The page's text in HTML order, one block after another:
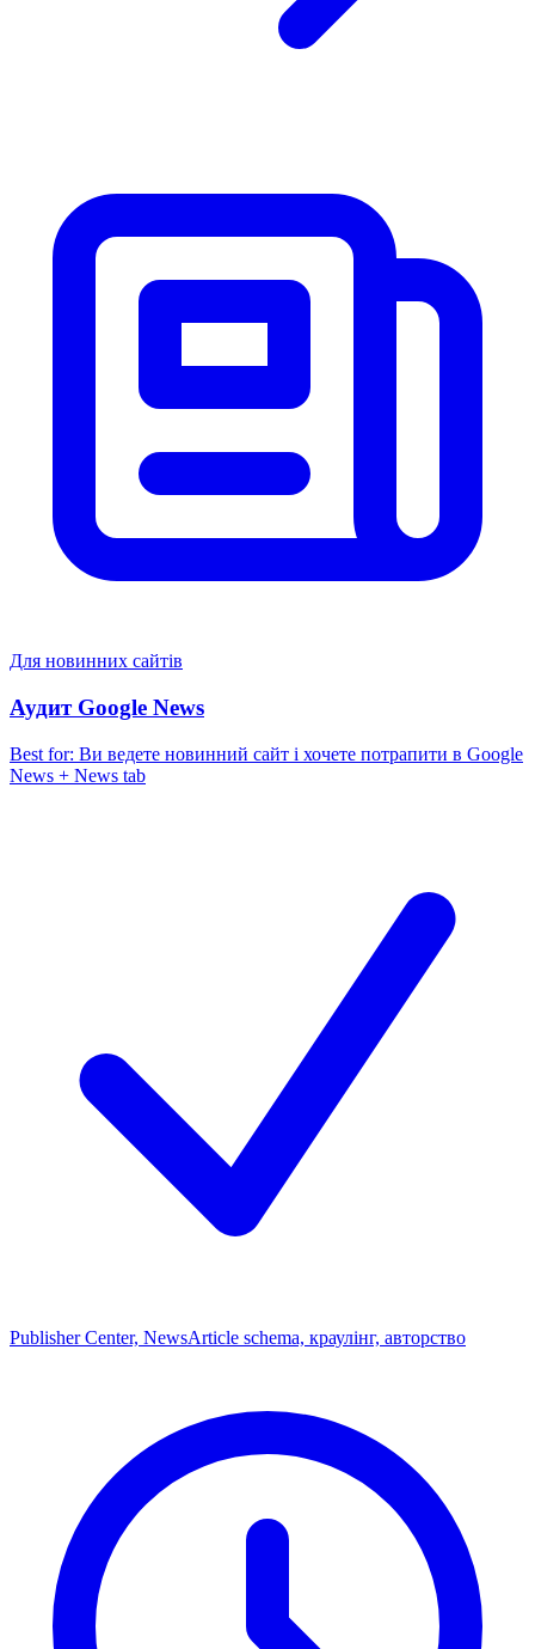
Для новинних сайтів
Аудит Google News
Best for: Ви ведете новинний сайт і хочете потрапити в Google
News + News tab
Publisher Center, NewsArticle schema, краулінг, авторство